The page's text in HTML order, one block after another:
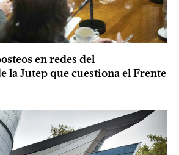
en redes del
la Jutep que cuestiona el Frente